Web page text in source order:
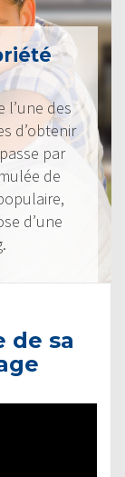
l’une des
d’obtenir
par
de
d’une
de sa